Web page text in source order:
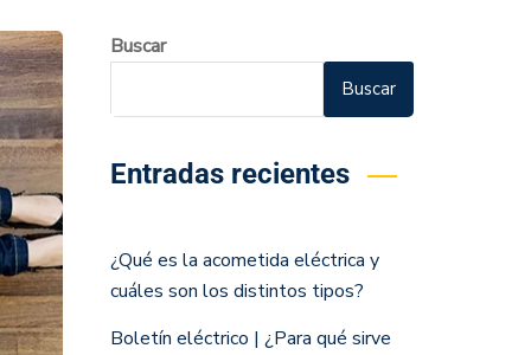
Buscar
Buscar
Entradas recientes
¿Qué es la acometida eléctrica y
cuáles son los distintos tipos?
Boletín eléctrico | ¿Para qué sirve